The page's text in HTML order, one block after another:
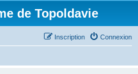
de Topoldavie
Connexion
Inscription